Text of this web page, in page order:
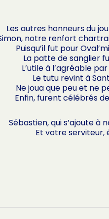
Les autres honneurs du
notre renfort
Puisqu’il fut pour
La patte de sanglier
L’utile à l’agréable
Le tutu revint à
Ne joua que peu et ne
Enfin, furent célébrés
Sébastien, qui s’ajoute à
Et votre serviteur,